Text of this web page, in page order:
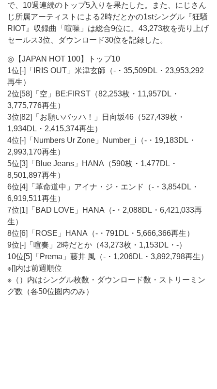
で、10週連続のトップ5入りを果たした。また、にじさん
じ所属アーティストによる2時だとかの1stシングル『狂騒
RIOT』収録曲「喧噪」は総合9位に。43,273枚を売り上げ
セールス3位、ダウンロード30位を記録した。
◎【JAPAN HOT 100】トップ10
1位[-]「IRIS OUT」米津玄師（-・35,509DL・23,953,292
再生）
2位[58]「空」BE:FIRST（82,253枚・11,957DL・
3,775,776再生）
3位[82]「お願いバッハ！」日向坂46（527,439枚・
1,934DL・2,415,374再生）
4位[-]「Numbers Ur Zone」Number_i（-・19,183DL・
2,993,170再生）
5位[3]「Blue Jeans」HANA（590枚・1,477DL・
8,501,897再生）
6位[4]「革命道中」アイナ・ジ・エンド（-・3,854DL・
6,919,511再生）
7位[1]「BAD LOVE」HANA（-・2,088DL・6,421,033再
生）
8位[6]「ROSE」HANA（-・791DL・5,666,366再生）
9位[-]「喧奏」2時だとか（43,273枚・1,153DL・-）
10位[5]「Prema」藤井 風（-・1,206DL・3,892,798再生）
※[]内は前週順位
※（）内はシングル枚数・ダウンロード数・ストリーミン
グ数（各50位圏内のみ）